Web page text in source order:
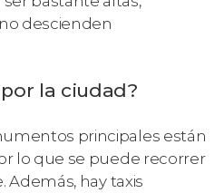
descienden
la ciudad?
principales están
lo que se puede recorrer
Además, hay taxis